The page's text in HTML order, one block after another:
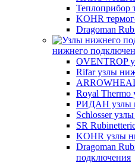
Теплоприбор
KOHR
Dragoman
нижнего
OVENTROP
Rifar узлы
Royal Thermo
РИДАН узлы
Schlosser
SR
KOHR узлы
Dragoman
подключения